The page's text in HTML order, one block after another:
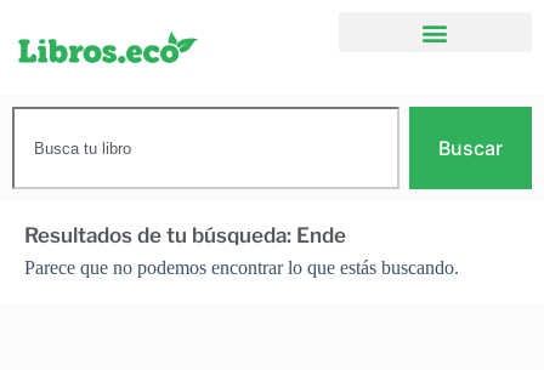
Buscar
Resultados de tu búsqueda: Ende
Parece que no podemos encontrar lo que estás buscando.